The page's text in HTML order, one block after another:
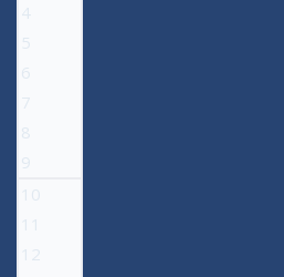
4
5
6
7
8
9
10
11
12